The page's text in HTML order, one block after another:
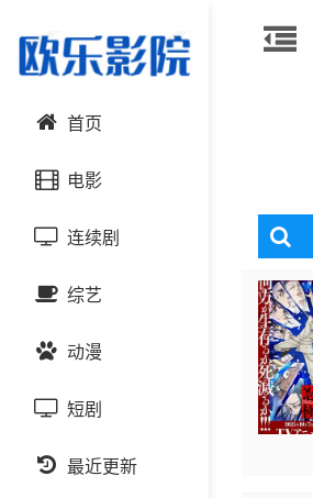
首页
电影
动作片
喜剧片
爱情片
科幻片
恐怖片
连续剧
国产剧
港台剧
日韩剧
欧美剧
综艺
大陆综艺
日韩综艺
港台综艺
动漫
国产动漫
日韩动漫
短剧
最近更新